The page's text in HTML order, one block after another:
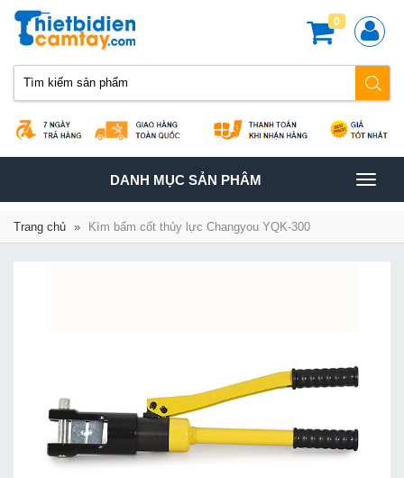
0
TOGGLE
NAVIGATION
DANH MỤC SẢN PHÂM
Trang chủ » Kìm bấm cốt thủy lực Changyou YQK-300